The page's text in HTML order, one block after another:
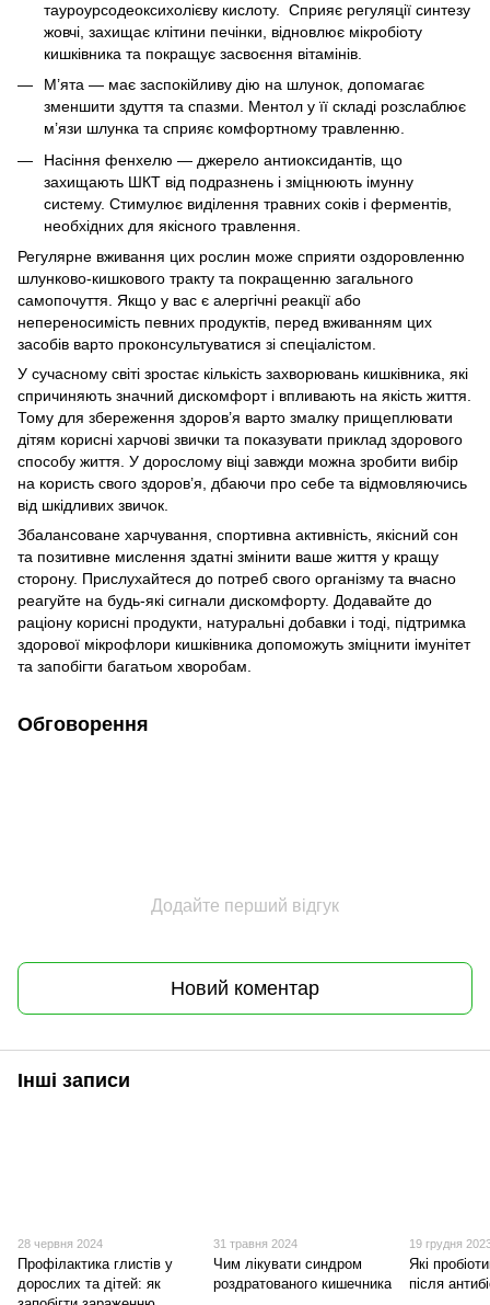
тауроурсодеоксихолієву кислоту. Сприяє регуляції синтезу
жовчі, захищає клітини печінки, відновлює мікробіоту
кишківника та покращує засвоєння вітамінів.
М’ята — має заспокійливу дію на шлунок, допомагає
зменшити здуття та спазми. Ментол у її складі розслаблює
м’язи шлунка та сприяє комфортному травленню.
Насіння фенхелю — джерело антиоксидантів, що
захищають ШКТ від подразнень і зміцнюють імунну
систему. Стимулює виділення травних соків і ферментів,
необхідних для якісного травлення.
Регулярне вживання цих рослин може сприяти оздоровленню
шлунково-кишкового тракту та покращенню загального
самопочуття. Якщо у вас є алергічні реакції або
непереносимість певних продуктів, перед вживанням цих
засобів варто проконсультуватися зі спеціалістом.
У сучасному світі зростає кількість захворювань кишківника, які
спричиняють значний дискомфорт і впливають на якість життя.
Тому для збереження здоров’я варто змалку прищеплювати
дітям корисні харчові звички та показувати приклад здорового
способу життя. У дорослому віці завжди можна зробити вибір
на користь свого здоров’я, дбаючи про себе та відмовляючись
від шкідливих звичок.
Збалансоване харчування, спортивна активність, якісний сон
та позитивне мислення здатні змінити ваше життя у кращу
сторону. Прислухайтеся до потреб свого організму та вчасно
реагуйте на будь-які сигнали дискомфорту. Додавайте до
раціону корисні продукти, натуральні добавки і тоді, підтримка
здорової мікрофлори кишківника допоможуть зміцнити імунітет
та запобігти багатьом хворобам.
Обговорення
Додайте перший відгук
Новий коментар
Інші записи
28 червня 2024
Профілактика глистів у
дорослих та дітей: як
31 травня 2024
Чим лікувати синдром
роздратованого кишечника
19 грудня
Які
після